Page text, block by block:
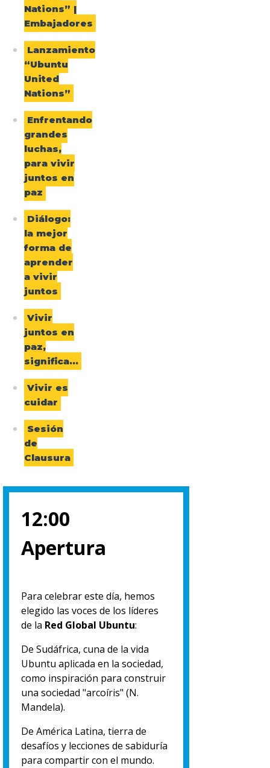
Nations” |
Embajadores
Lanzamiento
“Ubuntu
United
Nations”
Enfrentando
grandes
luchas,
para vivir
juntos en
paz
Diálogo:
la mejor
forma de
aprender
a vivir
juntos
Vivir
juntos en
paz,
significa…
Vivir es
cuidar
Sesión
de
Clausura
12:00
Apertura
Para celebrar este día, hemos
elegido las voces de los líderes
de la Red Global Ubuntu:
De Sudáfrica, cuna de la vida
Ubuntu aplicada en la sociedad,
como inspiración para construir
una sociedad "arcoíris" (N.
Mandela).
De América Latina, tierra de
desafíos y lecciones de sabiduría
para compartir con el mundo.